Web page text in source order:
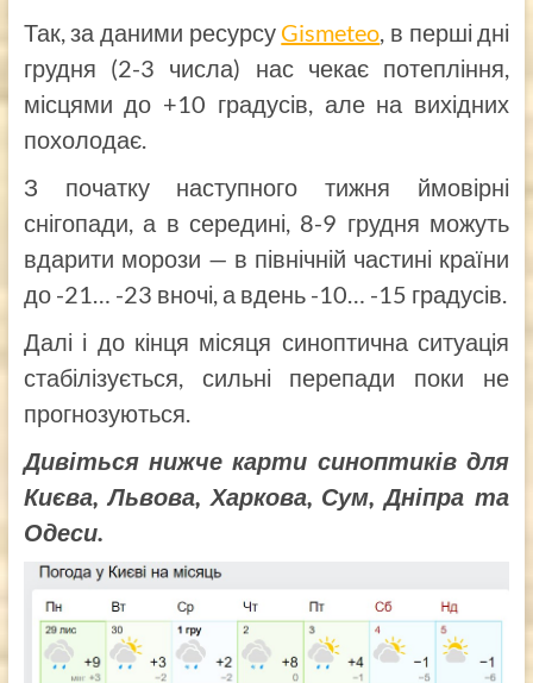
Так, за даними ресурсу Gismeteo, в перші дні
грудня (2-3 числа) нас чекає потепління,
місцями до +10 градусів, але на вихідних
похолодає.
З початку наступного тижня ймовірні
снігопади, а в середині, 8-9 грудня можуть
вдарити морози — в північній частині країни
до -21… -23 вночі, а вдень -10… -15 градусів.
Далі і до кінця місяця синоптична ситуація
стабілізується, сильні перепади поки не
прогнозуються.
Дивіться нижче карти синоптиків для
Києва, Львова, Харкова, Сум, Дніпра та
Одеси.